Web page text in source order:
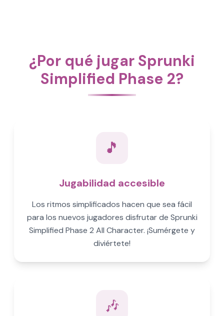
¿Por qué jugar Sprunki
Simplified Phase 2?
🎵
Jugabilidad accesible
Los ritmos simplificados hacen que sea fácil
para los nuevos jugadores disfrutar de Sprunki
Simplified Phase 2 All Character. ¡Sumérgete y
diviértete!
🎶